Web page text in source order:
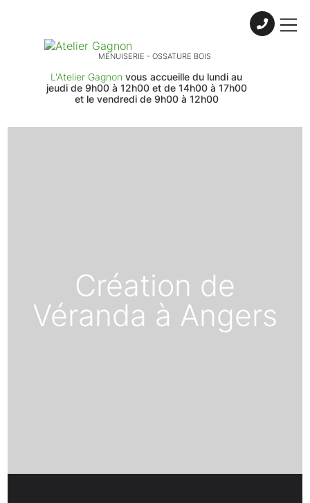
MENUISERIE - OSSATURE BOIS
L'Atelier Gagnon vous accueille du lundi au
jeudi de 9h00 à 12h00 et de 14h00 à 17h00
et le vendredi de 9h00 à 12h00
Création de
Véranda à Angers